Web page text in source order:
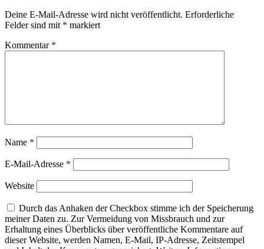
Deine E-Mail-Adresse wird nicht veröffentlicht. Erforderliche
Felder sind mit * markiert
Kommentar *
Name *
E-Mail-Adresse *
Website
Durch das Anhaken der Checkbox stimme ich der Speicherung
meiner Daten zu. Zur Vermeidung von Missbrauch und zur
Erhaltung eines Überblicks über veröffentliche Kommentare auf
dieser Website, werden Namen, E-Mail, IP-Adresse, Zeitstempel